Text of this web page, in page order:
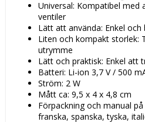
Universal: Kompatibel med
ventiler
Lätt att använda: Enkel och
Liten och kompakt storlek:
utrymme
Lätt och praktisk: Enkel att
Batteri: Li-ion 3,7 V / 500
Ström: 2 W
Mått ca: 9,5 x 4 x 4,8 cm
Förpackning och manual
franska, spanska, tyska,